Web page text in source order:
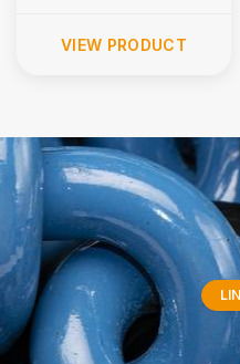
VIEW PRODUCT